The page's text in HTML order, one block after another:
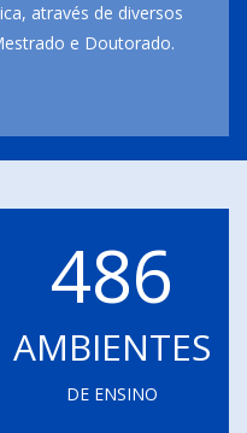
através de diversos
e Doutorado.
486
AMBIENTES
DE ENSINO